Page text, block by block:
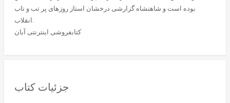
بوده است و شاهنشاه گزارشی درخشان استاز روزهای پر تب و تاب
انقلاب.
کتابفروشی اینترنتی آبان
جزئیات کتاب